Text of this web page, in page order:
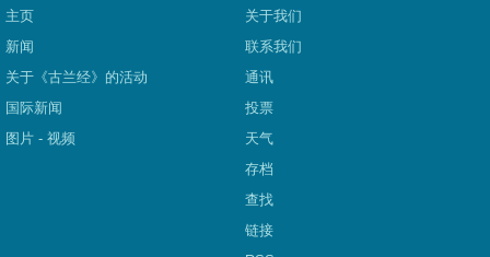
主页
新闻
关于《古兰经》的活动
国际新闻
图片 - 视频
关于我们
联系我们
通讯
投票
天气
存档
查找
链接